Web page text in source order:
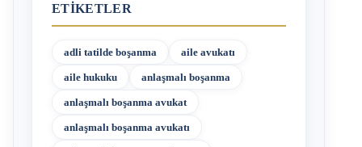
ETIKETLER
adli tatilde boşanma aile avukatı
aile hukuku anlaşmalı boşanma
anlaşmalı boşanma avukat
anlaşmalı boşanma avukatı